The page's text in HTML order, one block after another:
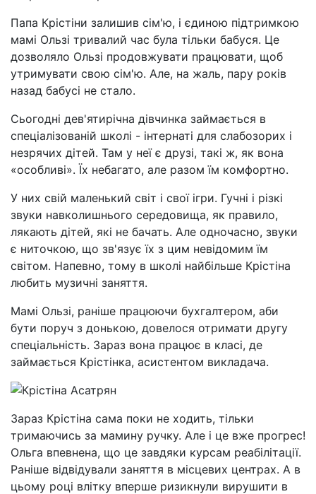
Папа Крістіни залишив сім'ю, і єдиною підтримкою
мамі Ользі тривалий час була тільки бабуся. Це
дозволяло Ользі продовжувати працювати, щоб
утримувати свою сім'ю. Але, на жаль, пару років
назад бабусі не стало.
Сьогодні дев'ятирічна дівчинка займається в
спеціалізованій школі - інтернаті для слабозорих і
незрячих дітей. Там у неї є друзі, такі ж, як вона
«особливі». Їх небагато, але разом їм комфортно.
У них свій маленький світ і свої ігри. Гучні і різкі
звуки навколишнього середовища, як правило,
лякають дітей, які не бачать. Але одночасно, звуки
є ниточкою, що зв'язує їх з цим невідомим їм
світом. Напевно, тому в школі найбільше Крістіна
любить музичні заняття.
Мамі Ользі, раніше працюючи бухгалтером, аби
бути поруч з донькою, довелося отримати другу
спеціальність. Зараз вона працює в класі, де
займається Крістінка, асистентом викладача.
Зараз Крістіна сама поки не ходить, тільки
тримаючись за мамину ручку. Але і це вже прогрес!
Ольга впевнена, що це завдяки курсам реабілітації.
Раніше відвідували заняття в місцевих центрах. А в
цьому році влітку вперше ризикнули вирушити в